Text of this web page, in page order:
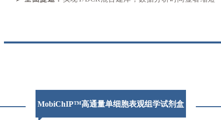
MobiChIP™高通量单细胞表观组学试剂盒